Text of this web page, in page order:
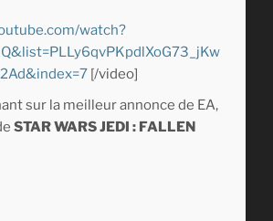
watch?
[/video]
sur la meilleur annonce de EA,
STAR WARS JEDI : FALLEN